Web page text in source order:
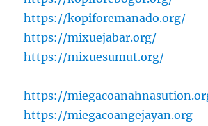
https://kopiforemanado.org/
https://mixuejabar.org/
https://mixuesumut.org/
https://
https://miegacoangejayan.org